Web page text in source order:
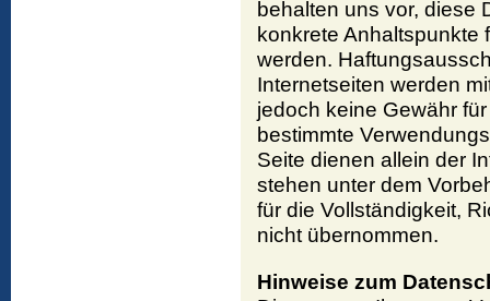
behalten uns vor, diese
konkrete Anhaltspunkte
werden.
Internetseiten werden
jedoch keine Gewähr
bestimmte
Seite dienen allein der
stehen unter dem
für die Vollständigkeit,
nicht übernommen.
Hinweise zum